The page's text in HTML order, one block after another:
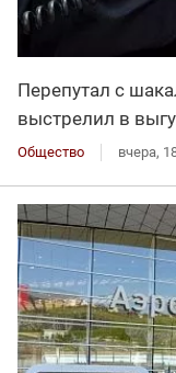
Перепутал с
выстрелил в
Общество вчера,